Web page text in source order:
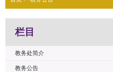
栏目
教务处简介
教务公告